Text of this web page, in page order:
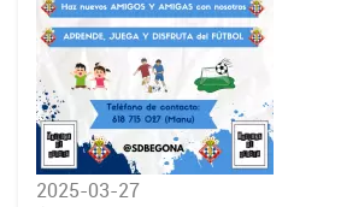
2025-03-27